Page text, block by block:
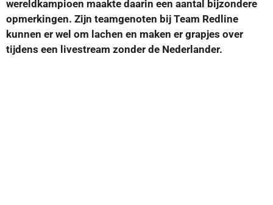
wereldkampioen maakte daarin een aantal bijzondere
opmerkingen. Zijn teamgenoten bij Team Redline
kunnen er wel om lachen en maken er grapjes over
tijdens een livestream zonder de Nederlander.